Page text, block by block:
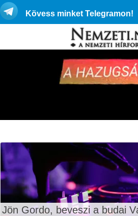
Kövess minket Telegramon!
Jön Gordo, beveszi a budai